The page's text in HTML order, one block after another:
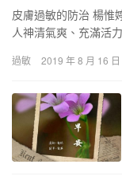
皮膚過敏的防治 楊
人神清氣爽、充滿活
過敏 2019 年 8 月 16 日